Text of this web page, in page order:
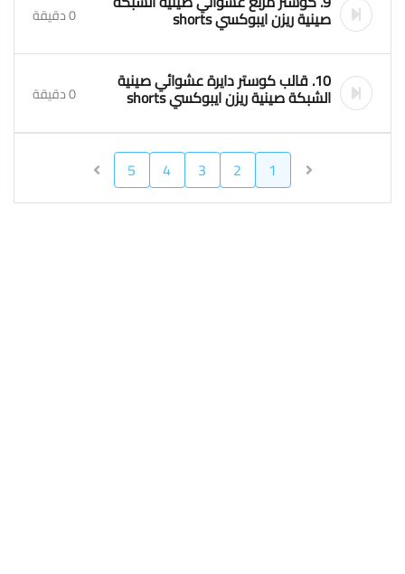
صينية ريزن ايبوكسي shorts 0 دقيقة
10. قالب كوستر دايرة عشوائي صينية
الشبكة صينية ريزن ايبوكسي shorts 0 دقيقة
1
2
3
4
5